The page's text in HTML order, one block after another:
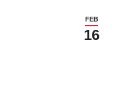
FEB
16